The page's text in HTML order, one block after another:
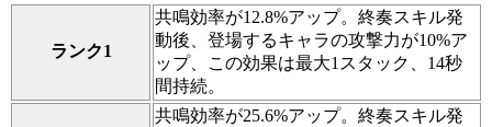
ランク1
共鳴効率が12.8%アップ。終奏スキル発
動後、登場するキャラの攻撃力が10%ア
ップ、この効果は最大1スタック、14秒
間持続。
共鳴効率が25.6%アップ。終奏スキル発